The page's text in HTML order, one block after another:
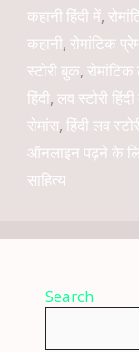
कहानी हिंदी में,
कहानी, रोमांटिक
स्टोरी बुक, रोमांटिक
हिंदी, लव स्टोरी
रोमांस, हिंदी लव
ऑनलाइन पढ़ने के
साहित्य
Search